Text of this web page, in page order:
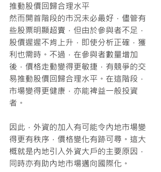
推動股價回歸合理水平
然而開首階段的市況未必最好，儘管有
些股票明顯超賣，但由於參與者不足，
股價遲遲不肯上升，即使分析正確，獲
利也需時。不過，在參與者數量增加
後，價格走動變得更敏捷，有競爭的交
易推動股價回歸合理水平。在這階段，
市場變得更健康，亦能裨益一般投資
者。
因此，外資的加入有可能令內地市場變
得更有秩序，價格變化有跡可尋。這大
概就是內地引入外資大戶的主要原因，
同時亦有助內地市場邁向國際化。